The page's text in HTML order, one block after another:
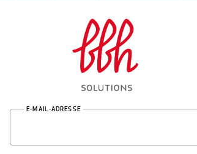
E-MAIL-ADRESSE